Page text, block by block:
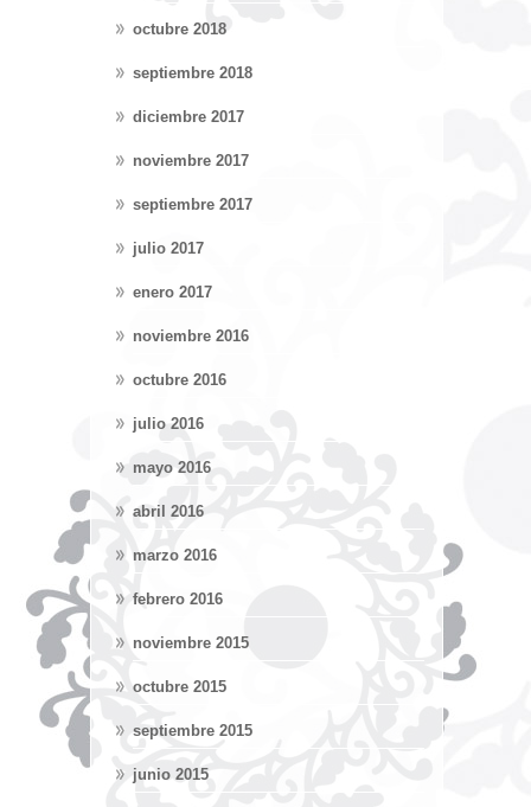
octubre 2018
septiembre 2018
diciembre 2017
noviembre 2017
septiembre 2017
julio 2017
enero 2017
noviembre 2016
octubre 2016
julio 2016
mayo 2016
abril 2016
marzo 2016
febrero 2016
noviembre 2015
octubre 2015
septiembre 2015
junio 2015